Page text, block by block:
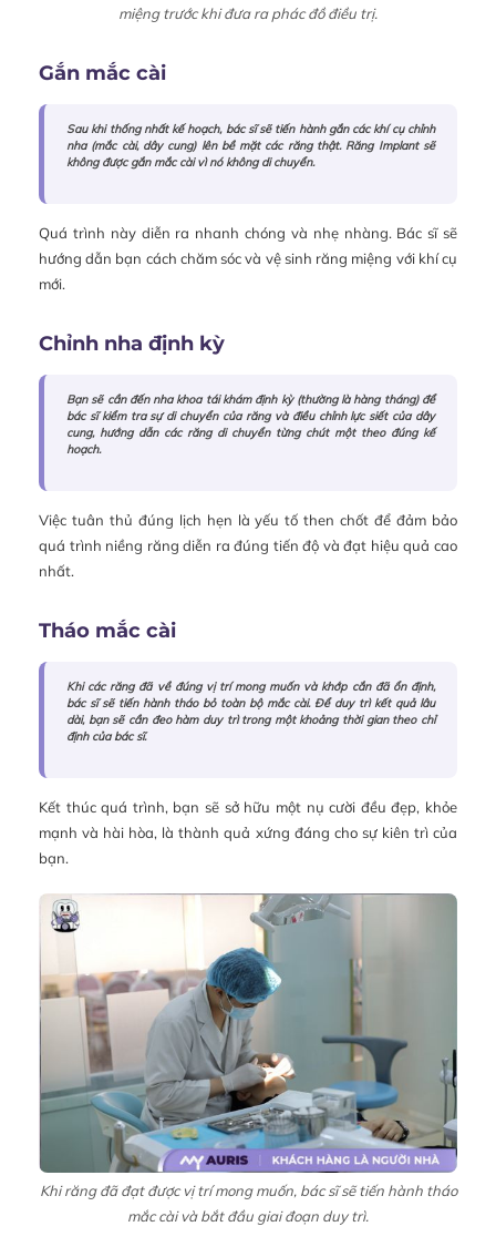
miệng trước khi đưa ra phác đồ điều trị.
Gắn mắc cài
Sau khi thống nhất kế hoạch, bác sĩ sẽ tiến hành gắn các khí cụ chỉnh
nha (mắc cài, dây cung) lên bề mặt các răng thật. Răng Implant sẽ
không được gắn mắc cài vì nó không di chuyển.
Quá trình này diễn ra nhanh chóng và nhẹ nhàng. Bác sĩ sẽ
hướng dẫn bạn cách chăm sóc và vệ sinh răng miệng với khí cụ
mới.
Chỉnh nha định kỳ
Bạn sẽ cần đến nha khoa tái khám định kỳ (thường là hàng tháng) để
bác sĩ kiểm tra sự di chuyển của răng và điều chỉnh lực siết của dây
cung, hướng dẫn các răng di chuyển từng chút một theo đúng kế
hoạch.
Việc tuân thủ đúng lịch hẹn là yếu tố then chốt để đảm bảo
quá trình niềng răng diễn ra đúng tiến độ và đạt hiệu quả cao
nhất.
Tháo mắc cài
Khi các răng đã về đúng vị trí mong muốn và khớp cắn đã ổn định,
bác sĩ sẽ tiến hành tháo bỏ toàn bộ mắc cài. Để duy trì kết quả lâu
dài, bạn sẽ cần đeo hàm duy trì trong một khoảng thời gian theo chỉ
định của bác sĩ.
Kết thúc quá trình, bạn sẽ sở hữu một nụ cười đều đẹp, khỏe
mạnh và hài hòa, là thành quả xứng đáng cho sự kiên trì của
bạn.
Khi răng đã đạt được vị trí mong muốn, bác sĩ sẽ tiến hành tháo
mắc cài và bắt đầu giai đoạn duy trì.